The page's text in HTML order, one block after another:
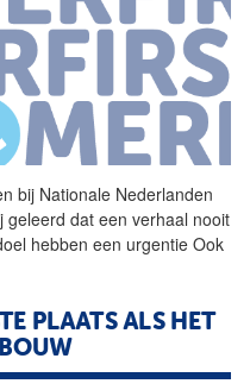
bij Nationale Nederlanden
geleerd dat een verhaal nooit
hebben een urgentie Ook
PLAATS ALS HET